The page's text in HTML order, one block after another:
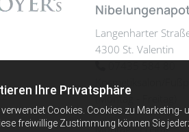
Ihre Privatsphäre
verwendet Cookies. Cookies zu
freiwillige Zustimmung können Sie
Langenharter
4300 St. Valentin
Kosmetiksalon/
(Montag - Freitag)
Montag - Freitag